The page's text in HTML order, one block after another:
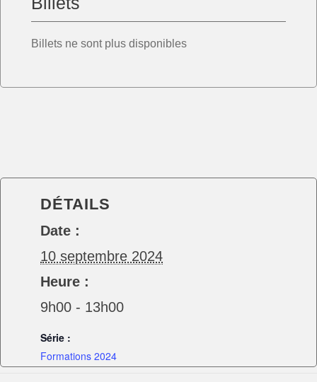
DÉTAILS
Date :
10 septembre 2024
Heure :
9h00 - 13h00
Série :
Formations 2024
Billets ne sont plus disponibles